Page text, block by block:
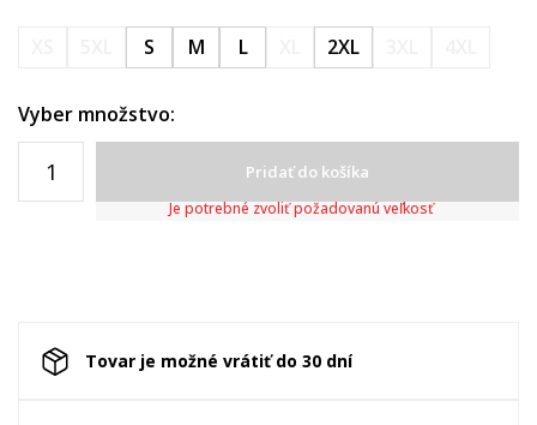
S M L 2XL
Vyber množstvo:
Pridať do košíka
Je potrebné zvoliť požadovanú veľkosť
Tovar je možné vrátiť do 30 dní